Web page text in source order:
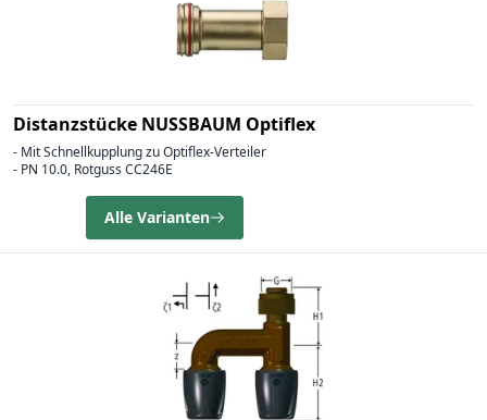
Distanzstücke NUSSBAUM Optiflex
- Mit Schnellkupplung zu Optiflex-Verteiler
- PN 10.0, Rotguss CC246E
Alle Varianten